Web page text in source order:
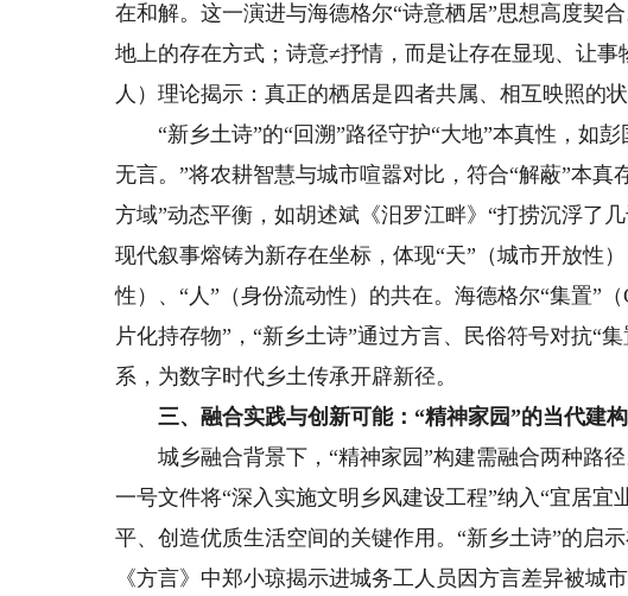
在和解。这一演进与海德格尔“诗意栖居”思想高度契
地上的存在方式；诗意≠抒情，而是让存在显现、让事
人）理论揭示：真正的栖居是四者共属、相互映照的状
“新乡土诗”的“回溯”路径守护“大地”本真性，如彭
无言。”将农耕智慧与城市喧嚣对比，符合“解蔽”本真
方域”动态平衡，如胡述斌《汨罗江畔》“打捞沉浮了
现代叙事熔铸为新存在坐标，体现“天”（城市开放性
性）、“人”（身份流动性）的共在。海德格尔“集置”
片化持存物”，“新乡土诗”通过方言、民俗符号对抗“
系，为数字时代乡土传承开辟新径。
三、融合实践与创新可能：“精神家园”的当代建构
城乡融合背景下，“精神家园”构建需融合两种路径
一号文件将“深入实施文明乡风建设工程”纳入“宜居
平、创造优质生活空间的关键作用。“新乡土诗”的启
《方言》中郑小琼揭示进城务工人员因方言差异被城